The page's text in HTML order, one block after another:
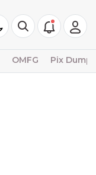
OMFG Pix Dump